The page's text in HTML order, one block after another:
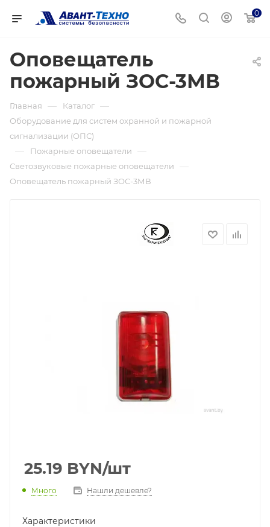
0
Оповещатель
пожарный ЗОС-3МВ
Главная — Каталог —
Оборудование для систем охранной и пожарной
сигнализации (ОПС)
— Пожарные оповещатели —
Светозвуковые пожарные оповещатели —
Оповещатель пожарный ЗОС-3МВ
25.19 BYN/шт
Много Нашли дешевле?
Характеристики